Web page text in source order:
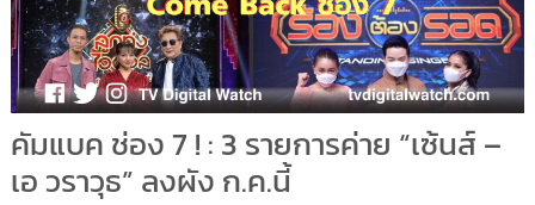
คัมแบค ช่อง 7 ! : 3 รายการค่าย “เซ้นส์ –
เอ วราวุธ” ลงผัง ก.ค.นี้